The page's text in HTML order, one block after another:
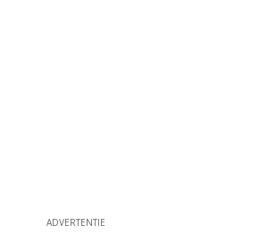
ADVERTENTIE